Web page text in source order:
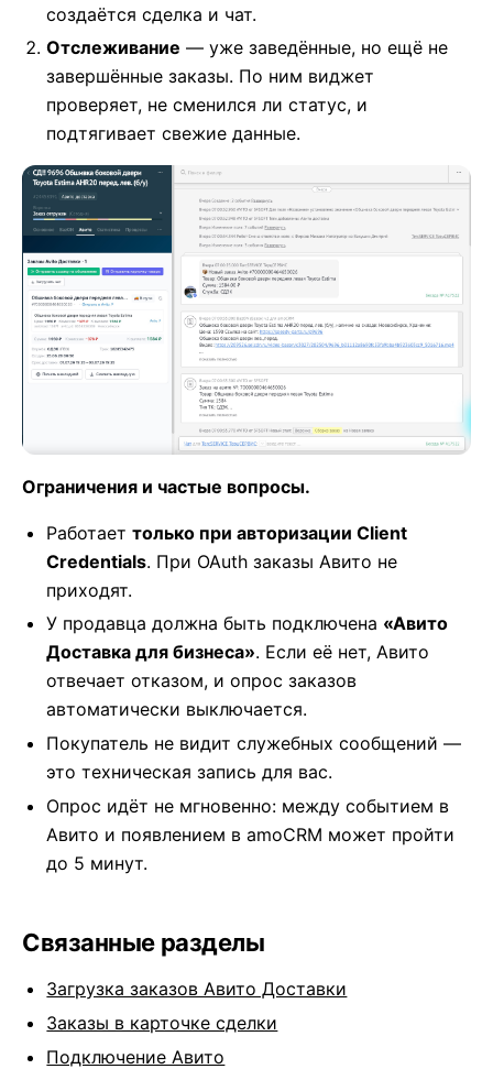
создаётся сделка и чат.
Отслеживание — уже заведённые, но ещё не
завершённые заказы. По ним виджет
проверяет, не сменился ли статус, и
подтягивает свежие данные.
Ограничения и частые вопросы.
Работаеттолько при авторизации Client
Credentials. При OAuth заказы Авито не
приходят.
У продавца должна быть подключена «Авито
Доставка для бизнеса». Если её нет, Авито
отвечает отказом, и опрос заказов
автоматически выключается.
Покупатель не видит служебных сообщений —
это техническая запись для вас.
Опрос идёт не мгновенно: между событием в
Авито и появлением в amoCRM может пройти
до 5 минут.
Связанные разделы
Загрузка заказов Авито Доставки
Заказы в карточке сделки
Подключение Авито